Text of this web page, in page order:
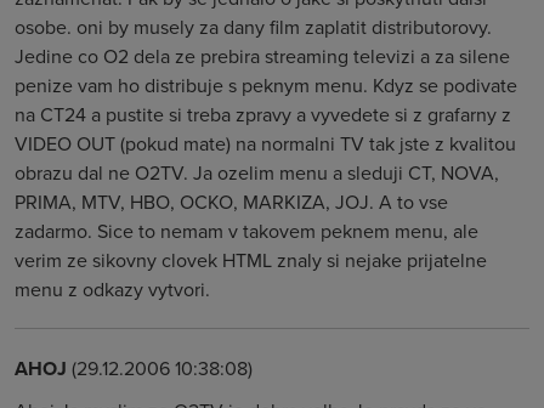
osobe. oni by musely za dany film zaplatit distributorovy.
Jedine co O2 dela ze prebira streaming televizi a za silene
penize vam ho distribuje s peknym menu. Kdyz se podivate
na CT24 a pustite si treba zpravy a vyvedete si z grafarny z
VIDEO OUT (pokud mate) na normalni TV tak jste z kvalitou
obrazu dal ne O2TV. Ja ozelim menu a sleduji CT, NOVA,
PRIMA, MTV, HBO, OCKO, MARKIZA, JOJ. A to vse
zadarmo. Sice to nemam v takovem peknem menu, ale
verim ze sikovny clovek HTML znaly si nejake prijatelne
menu z odkazy vytvori.
AHOJ (29.12.2006 10:38:08)